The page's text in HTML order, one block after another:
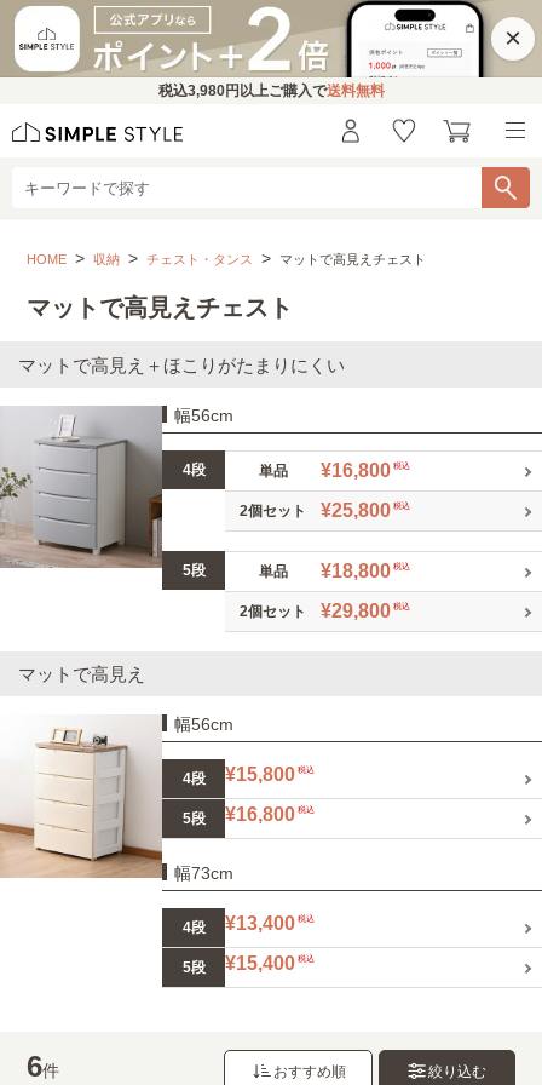
×
税込3,980円 以上ご購入で送料無料
HOME 収納 チェスト・タンス マットで高見えチェスト
こちらをお探しですか？
幅30～40㎝ 幅50～60㎝ 幅70～85㎝
幅90㎝～ サイズ展開豊富なチェスト..
お部屋になじむ、木製チェスト..
くすみカラーチェスト 引き出しが多い チェスト..
マットで高見えチェスト
マットで高見え＋ほこりがたまりにくい
幅56cm
4段 単品 ¥16,800 税込
2個セット ¥25,800 税込
5段 単品 ¥18,800 税込
2個セット ¥29,800 税込
マットで高見え
幅56cm
4段 ¥15,800 税込
5段 ¥16,800 税込
幅73cm
4段 ¥13,400 税込
5段 ¥15,400 税込
6件 おすすめ順 絞り込む